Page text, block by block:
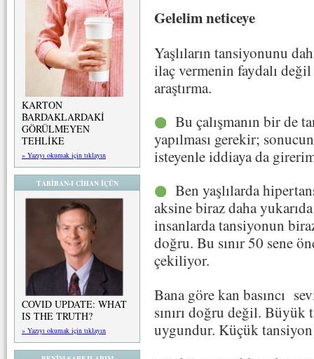
KARTON
BARDAKLARDAKİ
GÖRÜLMEYEN
TEHLİKE
» Yazıyı okumak için tıklayın
TABİBAN-I CİHAN İÇÜN
COVID UPDATE: WHAT
IS THE TRUTH?
» Yazıyı okumak için tıklayın
Gelelim neticeye
Yaşlıların tansiyonunu
ilaç vermenin faydalı
araştırma.
Bu çalışmanın bir de
yapılması gerekir;
isteyenle iddiaya da
Ben yaşlılarda
aksine biraz daha
insanlarda tansiyonun
doğru. Bu sınır 50 sene
çekiliyor.
Bana göre kan basıncı
sınırı doğru değil. Büyük
uygundur. Küçük tansiyon